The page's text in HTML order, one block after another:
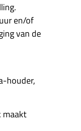
en/of
van de
houder,
maakt